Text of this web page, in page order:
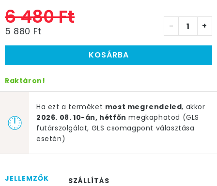
6 480 Ft
5 880 Ft - +
KOSÁRBA
Raktáron!
Ha ezt a terméket most megrendeled, akkor
2026. 08. 10-án, hétfőn megkaphatod (GLS
futárszolgálat, GLS csomagpont választása
esetén)
JELLEMZŐK SZÁLLÍTÁS